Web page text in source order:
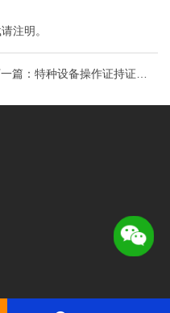
注明。
篇： 特种设备操作证持证上
奥秘，应对热门行业挑战！